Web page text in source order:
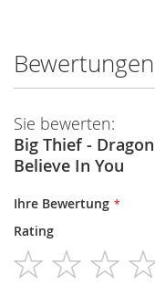
Bewertungen
Sie bewerten:
Big Thief -
Believe In You
Ihre Bewertung
Rating
1
star
2
stars
3
stars